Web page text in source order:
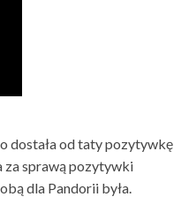
dostała od taty pozytywkę
za sprawą pozytywki
dla Pandorii była.